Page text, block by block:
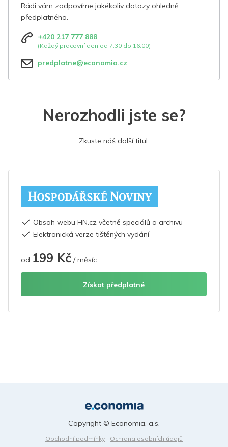
Rádi vám zodpovíme jakékoliv dotazy ohledně
předplatného.
+420 217 777 888
(Každý pracovní den od 7:30 do 16:00)
predplatne@economia.cz
Nerozhodli jste se?
Zkuste náš další titul.
Obsah webu HN.cz včetně speciálů a archivu
Elektronická verze tištěných vydání
od 199 Kč / měsíc
Získat předplatné
Obchodní podmínky
Ochrana osobních údajů
Copyright © Economia, a.s.